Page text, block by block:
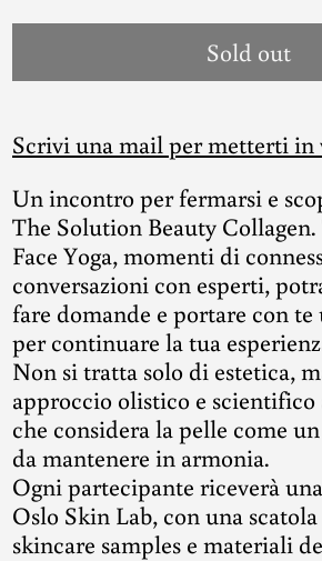
Sold out
Scrivi una mail per metterti
Un incontro per fermarsi e
The Solution Beauty
Face Yoga, momenti di
conversazioni con esperti,
fare domande e portare con
per continuare la tua
Non si tratta solo di estetica,
approccio olistico e scientifico
che considera la pelle come
da mantenere in armonia.
Ogni partecipante riceverà
Oslo Skin Lab, con una
skincare samples e materiali